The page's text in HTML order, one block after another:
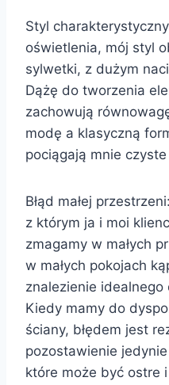
Styl
oświetlenia, mój styl
sylwetki, z dużym
Dążę do tworzenia
zachowują
modę a klasyczną
pociągają mnie
Błąd małej
z którym ja i moi
zmagamy w małych
w małych pokojach
znalezienie
Kiedy mamy do
ściany, błędem jest
pozostawienie
które może być ostre